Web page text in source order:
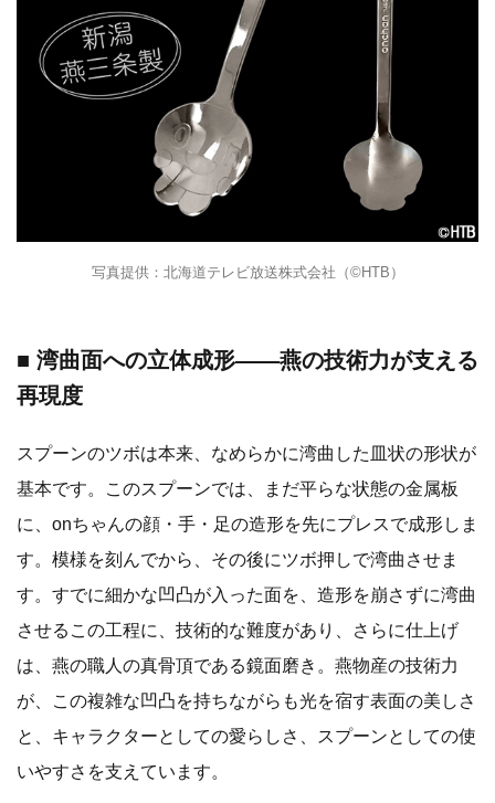
写真提供：北海道テレビ放送株式会社（©HTB）
■ 湾曲面への立体成形——燕の技術力が支える
再現度
スプーンのツボは本来、なめらかに湾曲した皿状の形状が
基本です。このスプーンでは、まだ平らな状態の金属板
に、onちゃんの顔・手・足の造形を先にプレスで成形しま
す。模様を刻んでから、その後にツボ押しで湾曲させま
す。すでに細かな凹凸が入った面を、造形を崩さずに湾曲
させるこの工程に、技術的な難度があり、さらに仕上げ
は、燕の職人の真骨頂である鏡面磨き。燕物産の技術力
が、この複雑な凹凸を持ちながらも光を宿す表面の美しさ
と、キャラクターとしての愛らしさ、スプーンとしての使
いやすさを支えています。